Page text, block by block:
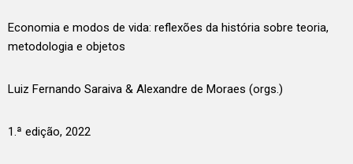
Economia e modos de vida: reflexões da história sobre teoria,
metodologia e objetos
Luiz Fernando Saraiva & Alexandre de Moraes (orgs.)
1.ª edição, 2022